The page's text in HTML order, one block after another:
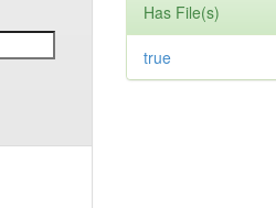
Has File(s)
true